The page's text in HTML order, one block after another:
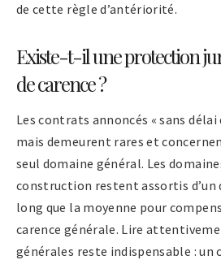
de cette règle d’antériorité.
Existe-t-il une protection
de carence ?
Les contrats annoncés « sans
mais demeurent rares et
seul domaine général. Les
construction restent assortis d’un
long que la moyenne pour
carence générale. Lire
générales reste indispensable : un